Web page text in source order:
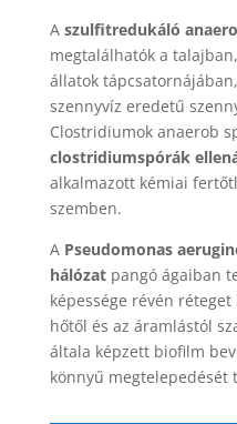
A szulfitredukáló
megtalálhatók a
állatok
szennyvíz eredetű
Clostridiumok anaerob
clostridiumspórák
alkalmazott kémiai
szemben.
A Pseudomonas
hálózat pangó ágaiban
képessége révén
hőtől és az áramlástól
általa képzett biofilm
könnyű megtelepedését